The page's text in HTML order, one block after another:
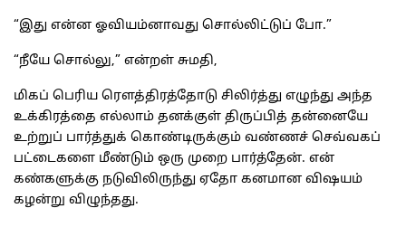
“இது என்ன ஓவியம்னாவது சொல்லிட்டுப் போ.”
“நீயே சொல்லு,” என்றள் சுமதி,
மிகப் பெரிய ரௌத்திரத்தோடு சிலிர்த்து எழுந்து அந்த
உக்கிரத்தை எல்லாம் தனக்குள் திருப்பித் தன்னையே
உற்றுப் பார்த்துக் கொண்டிருக்கும் வண்ணச் செவ்வகப்
பட்டைகளை மீண்டும் ஒரு முறை பார்த்தேன். என்
கண்களுக்கு நடுவிலிருந்து ஏதோ கனமான விஷயம்
கழன்று விழுந்தது.